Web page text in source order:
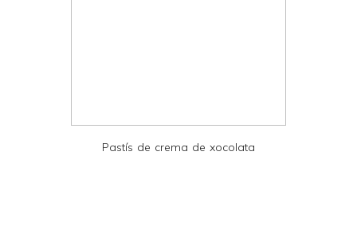
Pastís de crema de xocolata